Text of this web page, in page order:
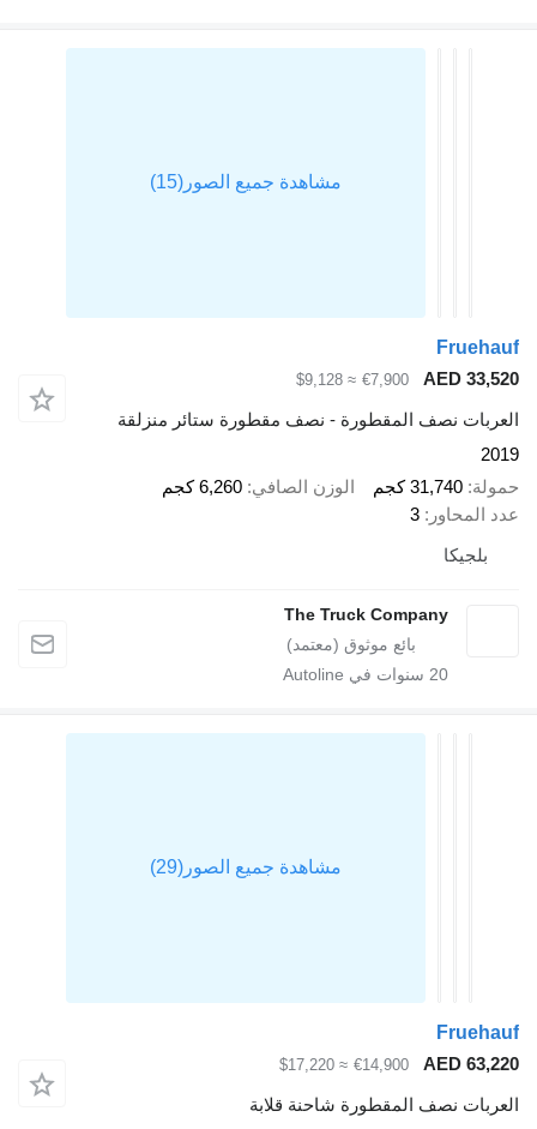
€7,900
≈ $9,128
نصف المقطورة - نصف مقطورة ستائر منزلقة
31,740 كجم الوزن الصافي
6,260 كجم
3
The Truck Company
سنوات في Autoline
€14,900
≈ $17,220
نصف المقطورة شاحنة قلابة